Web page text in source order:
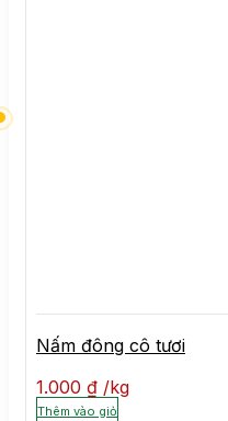
Nấm đông cô tươi
1.000 ₫ kg
Thêm vào giỏ